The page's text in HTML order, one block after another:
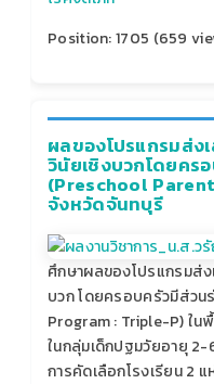
Position:1705 (659
ผลของโปรแกรมส่ง
วินัยเชิงบวกโดยคร
(Preschool
จังหวัดจันทบุรี
ศึกษาผลของโปรแกรมส่
บวก โดยครอบครัวมีส่ว
Program : Triple-P) ใน
ในกลุ่มเด็กปฐมวัยอายุ
การคัดเลือกโรงเรียน 2 แ